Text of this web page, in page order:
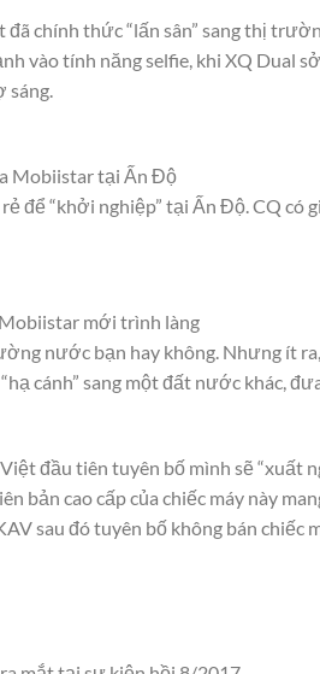
chính thức “lấn sân” sang thị
vào tính năng selfie, khi XQ Dual
sáng.
Mobiistar tại Ấn Độ
“khởi nghiệp” tại Ấn Độ. CQ có
mới trình làng
nước bạn hay không. Nhưng ít
cánh” sang một đất nước khác,
đầu tiên tuyên bố mình sẽ “xuất
bản cao cấp của chiếc máy này
sau đó tuyên bố không bán chiếc